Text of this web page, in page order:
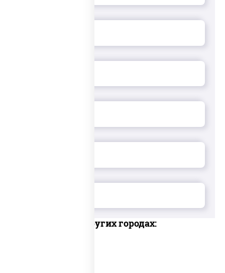
Доставка в других городах: